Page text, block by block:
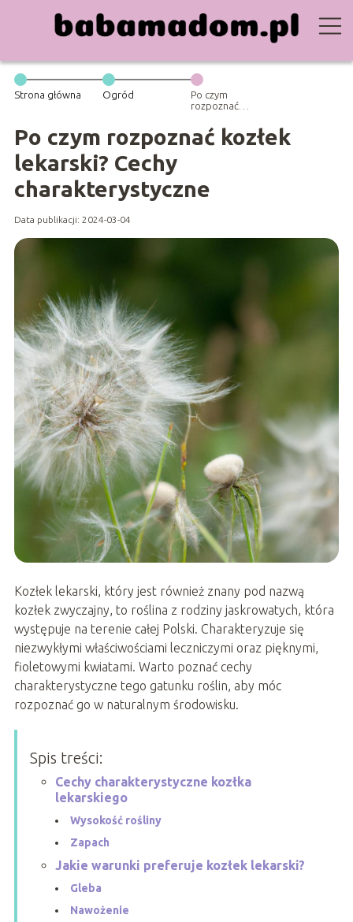
Strona główna Ogród
Po czym
rozpoznać
Cechy
charakterystyczne
Po czym rozpoznać kozłek
lekarski? Cechy
charakterystyczne
Data publikacji: 2024-03-04
Kozłek lekarski, który jest również znany pod nazwą
kozłek zwyczajny, to roślina z rodziny jaskrowatych, która
występuje na terenie całej Polski. Charakteryzuje się
niezwykłymi właściwościami leczniczymi oraz pięknymi,
fioletowymi kwiatami. Warto poznać cechy
charakterystyczne tego gatunku roślin, aby móc
rozpoznać go w naturalnym środowisku.
Spis treści:
Cechy charakterystyczne kozłka
lekarskiego
Wysokość rośliny
Zapach
Jakie warunki preferuje kozłek lekarski?
Gleba
Nawożenie